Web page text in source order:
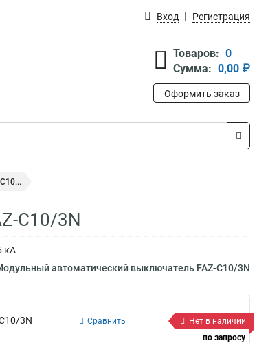
Вход Регистрация
Товаров: 0
Сумма: 0,00 ₽
Оформить заказ
C10/3N
кА
автоматический выключатель FAZ-C10/3N
3N Сравнить
Нет в наличии
по запросу